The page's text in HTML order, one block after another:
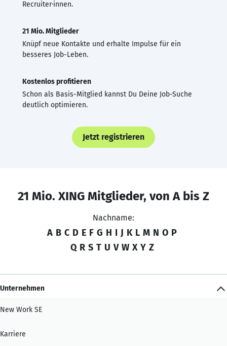
Recruiter·innen.
21 Mio. Mitglieder
Knüpf neue Kontakte und erhalte Impulse für ein
besseres Job-Leben.
Kostenlos profitieren
Schon als Basis-Mitglied kannst Du Deine Job-Suche
deutlich optimieren.
Jetzt registrieren
21 Mio. XING Mitglieder, von A bis Z
Nachname:
A B C D E F G H I J K L M N O P
Q R S T U V W X Y Z
Unternehmen
New Work SE
Karriere